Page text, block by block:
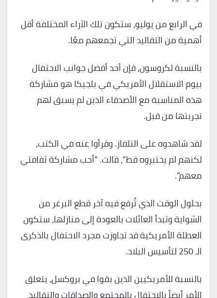
في الرابع من يوليو، ستكون تلك الآراء المختلفة أقل
أهمية من التقاليد التي تجمعهم معًا.
بالنسبة لكروسون، فإن أحد أفضل جوانب الاحتفال
بيوم الاستقلال الأمريكي في بلجيكا هو مشاركة
هذه المناسبة مع الأصدقاء الذين لم يسبق لهم
تجربتها من قبل.
لقد شاهدوه على التلفاز. وقرأوا عنه في الكتب،
لكنهم لم يختبروه قط”، قالت. “أحب مشاركة ثقافتي
معهم”.
بحلول الوقت الذي تُرفع فيه آخر قطع البرغر من
الشواية وتبدأ العائلات بالعودة إلى منازلها، ستكون
العطلة الأمريكية قد تجاوزت مجرد الاحتفال بالذكرى
الـ 250 لتأسيس البلاد.
بالنسبة للأمريكيين الذين بقوا في بروكسل، يتعلق
الأمر أيضاً بالاحتفال بالمجتمع والصداقات والتقاليد